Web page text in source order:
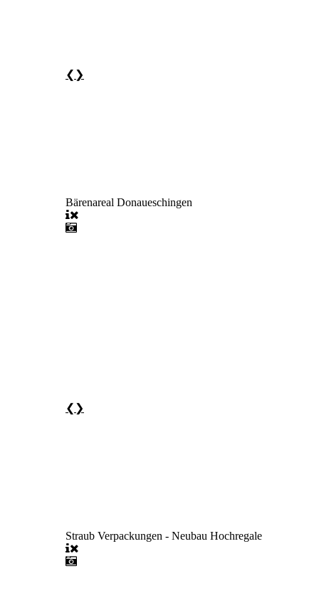
❮ ❯
Bärenareal Donaueschingen
❮ ❯
Straub Verpackungen - Neubau Hochregale